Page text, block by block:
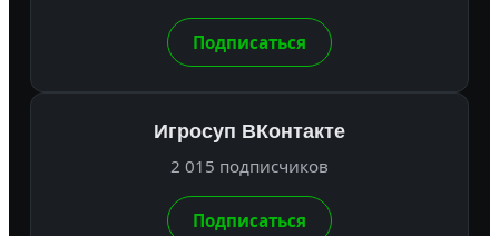
Подписаться
Игросуп ВКонтакте
2 015 подписчиков
Подписаться